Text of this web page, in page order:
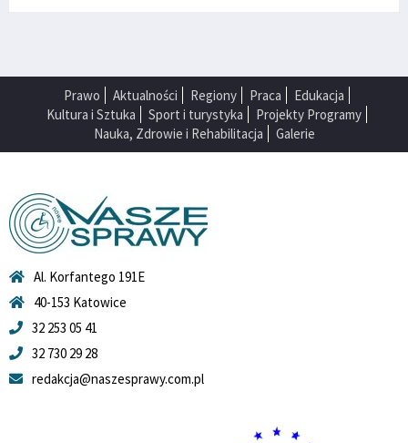
Prawo Aktualności Regiony Praca
Edukacja
Kultura i Sztuka
Sport i turystyka
Projekty Programy
Nauka, Zdrowie i Rehabilitacja
Galerie
Al. Korfantego 191E
40-153 Katowice
32 253 05 41
32 730 29 28
redakcja@naszesprawy.com.pl